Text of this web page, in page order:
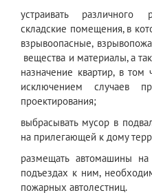
устраивать
складские помещения, в
взрывоопасные,
вещества и материалы, а
назначение квартир, в
исключением случаев
проектирования;
выбрасывать мусор в
на прилегающей к дому
размещать автомашины
подъездах к ним,
пожарных автолестниц.